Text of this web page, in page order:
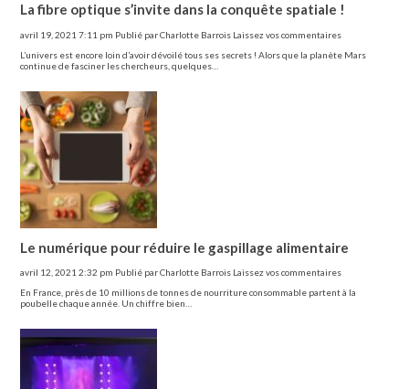
La fibre optique s’invite dans la conquête spatiale !
avril 19, 2021 7:11 pm Publié parCharlotte Barrois Laissez vos commentaires
L’univers est encore loin d’avoir dévoilé tous ses secrets ! Alors que la planète Mars
continue de fasciner les chercheurs, quelques…
Le numérique pour réduire le gaspillage alimentaire
avril 12, 2021 2:32 pm Publié parCharlotte Barrois Laissez vos commentaires
En France, près de 10 millions de tonnes de nourriture consommable partent à la
poubelle chaque année. Un chiffre bien…